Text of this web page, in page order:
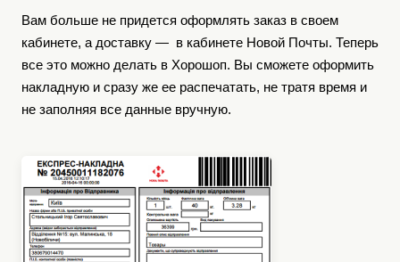
Вам больше не придется оформлять заказ в своем
кабинете, а доставку — в кабинете Новой Почты. Теперь
все это можно делать в Хорошоп. Вы сможете оформить
накладную и сразу же ее распечатать, не тратя время и
не заполняя все данные вручную.